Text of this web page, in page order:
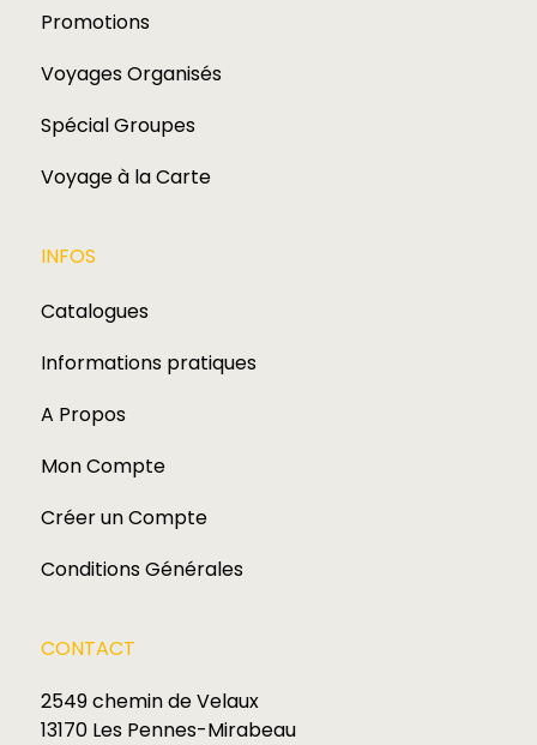
Promotions
Voyages Organisés
Spécial Groupes
Voyage à la Carte
INFOS
Catalogues
Informations pratiques
A Propos
Mon Compte
Créer un Compte
Conditions Générales
CONTACT
2549 chemin de Velaux
13170 Les Pennes-Mirabeau